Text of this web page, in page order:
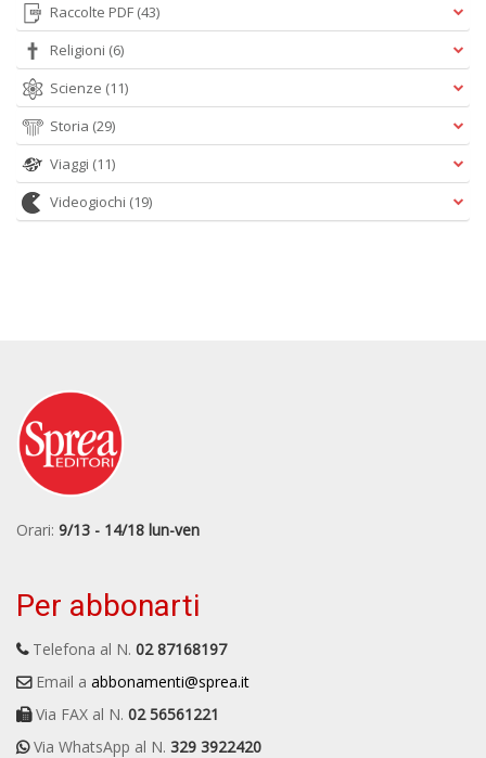
Raccolte PDF (43)
Religioni (6)
Scienze (11)
Storia (29)
Viaggi (11)
Videogiochi (19)
Orari: 9/13 - 14/18 lun-ven
Per abbonarti
Telefona al N. 02 87168197
Email a abbonamenti@sprea.it
Via FAX al N. 02 56561221
Via WhatsApp al N. 329 3922420